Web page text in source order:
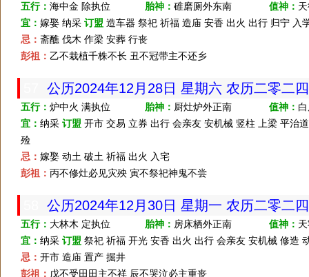
五行： 海中金 除执位 胎神： 碓磨厕外东南 值神：
宜： 嫁娶 纳采 订盟 造车器 祭祀 祈福 造庙 安香 出火 出行 归宁 入
忌： 斋醮 伐木 作梁 安葬 行丧
彭祖： 乙不栽植千株不长 丑不冠带主不还乡
公历2024年12月28日 星期六 农历二零二
五行： 炉中火 满执位 胎神： 厨灶炉外正南 值神：
宜： 纳采 订盟 开市 交易 立券 出行 会亲友 安机械 竖柱 上梁 平治
殓
忌： 嫁娶 动土 破土 祈福 出火 入宅
彭祖： 丙不修灶必见灾殃 寅不祭祀神鬼不尝
公历2024年12月30日 星期一 农历二零二
五行： 大林木 定执位 胎神： 房床栖外正南 值神：
宜： 纳采 订盟 祭祀 祈福 开光 安香 出火 出行 会亲友 安机械 修造
忌： 开市 造庙 置产 掘井
彭祖： 戊不受田田主不祥 辰不哭泣必主重丧